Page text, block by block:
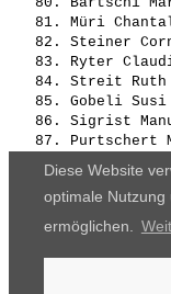
Diese Website
optimale Nutzung
ermöglichen.
81. Müri
82. Steiner
83. Ryter
84. Streit
85. Gobeli
86. Sigrist
87. Purtschert
88. Bieri
Die Ergebnisse, das
für den persönlichen
Nutzung, Weitergabe